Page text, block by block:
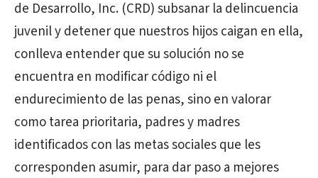
de Desarrollo, Inc. (CRD) subsanar la delincuencia
juvenil y detener que nuestros hijos caigan en ella,
conlleva entender que su solución no se
encuentra en modificar código ni el
endurecimiento de las penas, sino en valorar
como tarea prioritaria, padres y madres
identificados con las metas sociales que les
corresponden asumir, para dar paso a mejores